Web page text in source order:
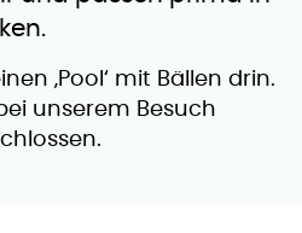
‚Pool‘ mit Bällen drin.
unserem Besuch